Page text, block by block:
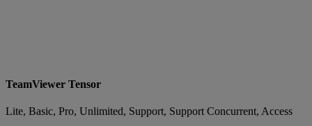
TeamViewer Tensor
Lite, Basic, Pro, Unlimited, Support, Support Concurrent, Access